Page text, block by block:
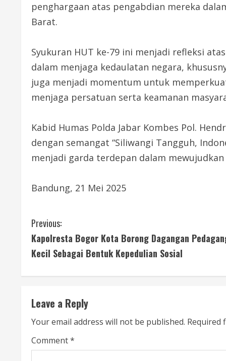
penghargaan atas pengabdian mereka
Barat.
Syukuran HUT ke-79 ini menjadi refleksi
dalam menjaga kedaulatan negara,
juga menjadi momentum untuk
menjaga persatuan serta keamanan
Kabid Humas Polda Jabar Kombes Pol.
dengan semangat “Siliwangi Tangguh,
menjadi garda terdepan dalam
Bandung, 21 Mei 2025
C
o
i
n
u
Previous:
Kapolresta Bogor Kota Borong Dagangan
Kecil Sebagai Bentuk Kepedulian Sosial
Leave a Reply
Your email address will not be published. Required
Comment*